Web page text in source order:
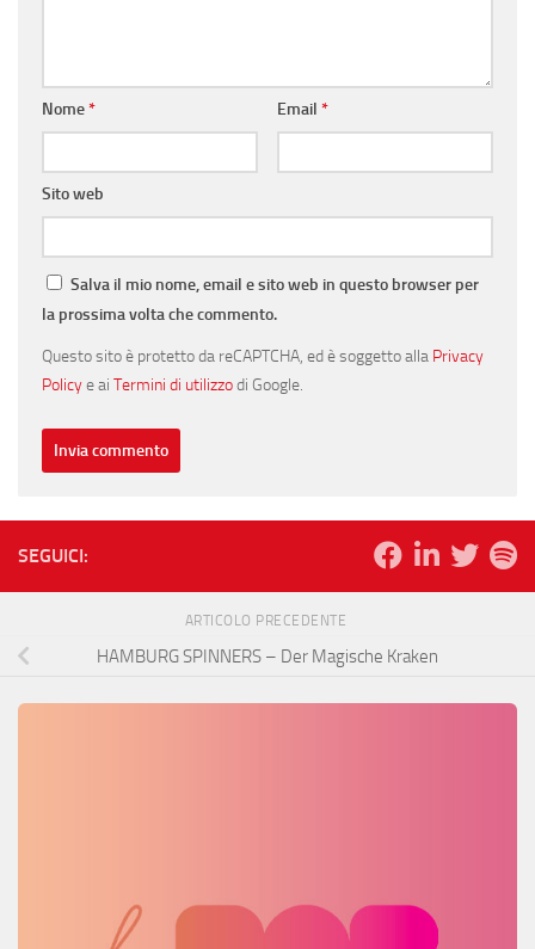
Nome* Email *
Sito web
Salva il mio nome, email e sito web in questo browser per
la prossima volta che commento.
Questo sito è protetto da reCAPTCHA, ed è soggetto alla Privacy
Policye ai Termini di utilizzodi Google.
SEGUICI:
ARTICOLO PRECEDENTE
HAMBURG SPINNERS – Der Magische Kraken